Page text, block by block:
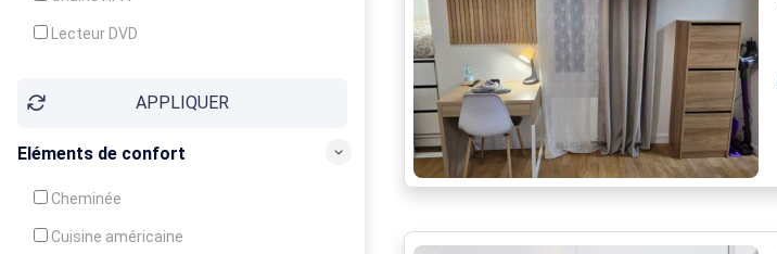
Lecteur DVD
APPLIQUER
Eléments de confort
Cheminée
Cuisine américaine